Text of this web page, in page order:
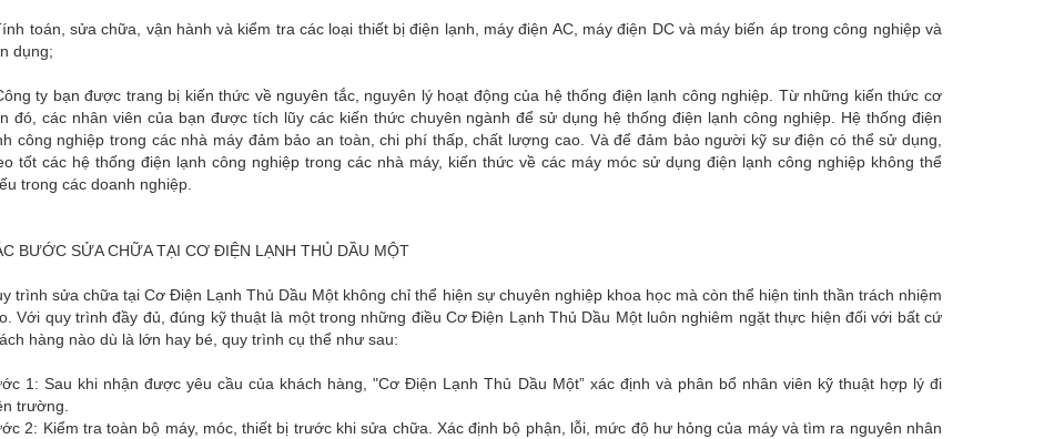
toán, sửa chữa, vận hành và kiểm tra các loại thiết bị điện lạnh, máy điện AC, máy điện DC và máy biến áp trong công nghiệp và
dụng;
ty bạn được trang bị kiến thức về nguyên tắc, nguyên lý hoạt động của hệ thống điện lạnh công nghiệp. Từ những kiến thức cơ
đó, các nhân viên của bạn được tích lũy các kiến thức chuyên ngành để sử dụng hệ thống điện lạnh công nghiệp. Hệ thống điện
công nghiệp trong các nhà máy đảm bảo an toàn, chi phí thấp, chất lượng cao. Và để đảm bảo người kỹ sư điện có thể sử dụng,
tốt các hệ thống điện lạnh công nghiệp trong các nhà máy, kiến thức về các máy móc sử dụng điện lạnh công nghiệp không thể
trong các doanh nghiệp.
BƯỚC SỬA CHỮA TẠI CƠ ĐIỆN LẠNH THỦ DẦU MỘT
trình sửa chữa tại Cơ Điện Lạnh Thủ Dầu Một không chỉ thể hiện sự chuyên nghiệp khoa học mà còn thể hiện tinh thần trách nhiệm
Với quy trình đầy đủ, đúng kỹ thuật là một trong những điều Cơ Điện Lạnh Thủ Dầu Một luôn nghiêm ngặt thực hiện đối với bất cứ
hàng nào dù là lớn hay bé, quy trình cụ thể như sau:
1: Sau khi nhận được yêu cầu của khách hàng, "Cơ Điện Lạnh Thủ Dầu Một” xác định và phân bổ nhân viên kỹ thuật hợp lý đi
trường.
2: Kiểm tra toàn bộ máy, móc, thiết bị trước khi sửa chữa. Xác định bộ phận, lỗi, mức độ hư hỏng của máy và tìm ra nguyên nhân